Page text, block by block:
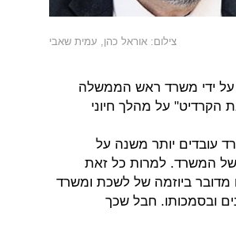
צילום: אוראל כהן, עמית שאבי
על ידי משרד ראש הממשלה
הקרדיט" על מהלך חיוני
עובדים יותר משנה על
של המשרד. למרות כל זאת
ביוזמה של לשכת ומשרד
ובסמכותו. חבל שכך